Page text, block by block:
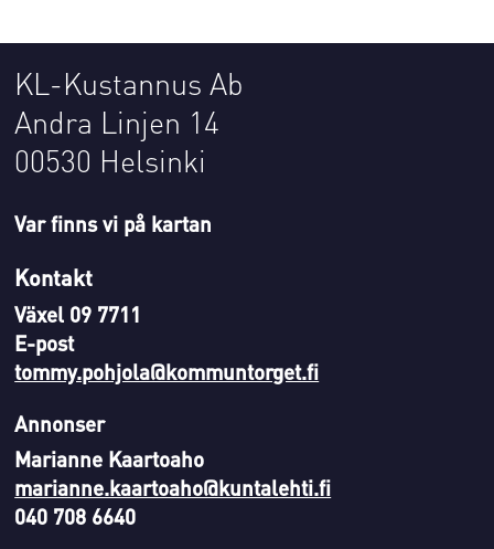
KL-Kustannus Ab
Andra Linjen 14
00530 Helsinki
Var finns vi på kartan
Kontakt
Växel 09 7711
E-post
tommy.pohjola@kommuntorget.fi
Annonser
Marianne Kaartoaho
marianne.kaartoaho@kuntalehti.fi
040 708 6640